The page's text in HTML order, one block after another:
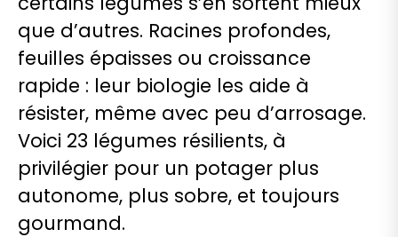
que d’autres. Racines profondes,
feuilles épaisses ou croissance
rapide : leur biologie les aide à
résister, même avec peu d’arrosage.
Voici 23 légumes résilients, à
privilégier pour un potager plus
autonome, plus sobre, et toujours
gourmand.